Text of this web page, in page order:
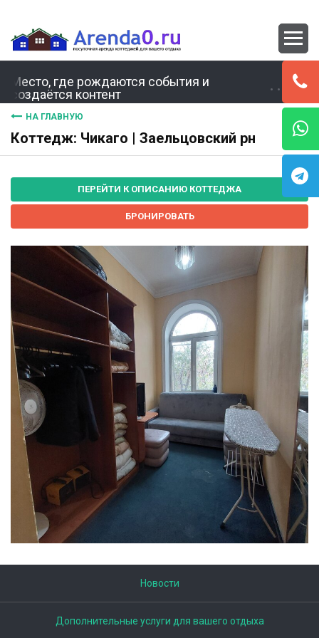
Место, где рождаются события и
создаётся контент
НА ГЛАВНУЮ
Коттедж: Чикаго | Заельцовский рн
ПЕРЕЙТИ К ОПИСАНИЮ КОТТЕДЖА
БРОНИРОВАТЬ
Новости
Дополнительные услуги для вашего отдыха